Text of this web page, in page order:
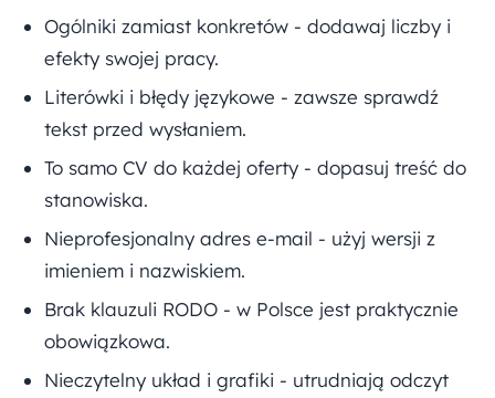
Ogólniki zamiast konkretów - dodawaj liczby i
efekty swojej pracy.
Literówki i błędy językowe - zawsze sprawdź
tekst przed wysłaniem.
To samo CV do każdej oferty - dopasuj treść do
stanowiska.
Nieprofesjonalny adres e-mail - użyj wersji z
imieniem i nazwiskiem.
Brak klauzuli RODO - w Polsce jest praktycznie
obowiązkowa.
Nieczytelny układ i grafiki - utrudniają odczyt